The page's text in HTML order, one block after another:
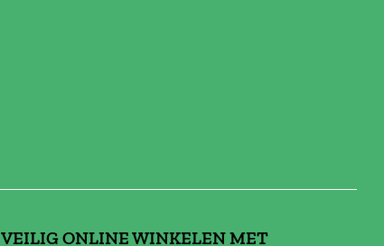
VEILIG ONLINE WINKELEN MET